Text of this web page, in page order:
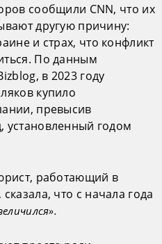
сообщили CNN, что их
другую причину:
и страх, что конфликт
По данным
в 2023 году
купило
превысив
годом
работающий в
что с начала года